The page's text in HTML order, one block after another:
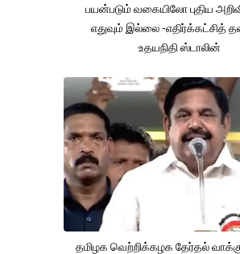
பயன்படும் வகையிலோ புதிய
எதுவும் இல்லை -எதிர்க்கட்சித்
உதயநிதி ஸ்டாலின்
தமிழக வெற்றிக்கழக தேர்தல்